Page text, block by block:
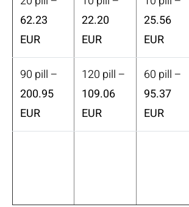
62.23
EUR
22.20
EUR
25.56
EUR
90 pill –
200.95
EUR
120 pill –
109.06
EUR
60 pill –
95.37
EUR